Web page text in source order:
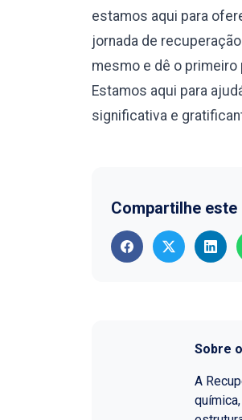
estamos aqui para
jornada de
mesmo e dê o primeiro
Estamos aqui para
significativa e
Compartilhe
Sobre
A